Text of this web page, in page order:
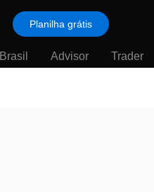
Planilha grátis
Brasil Advisor Trader